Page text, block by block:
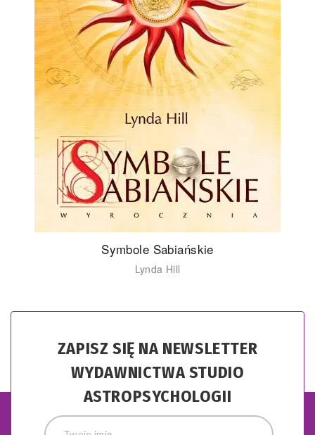
Symbole Sabiańskie
Lynda Hill
ZAPISZ SIĘ NA NEWSLETTER
WYDAWNICTWA STUDIO
ASTROPSYCHOLOGII